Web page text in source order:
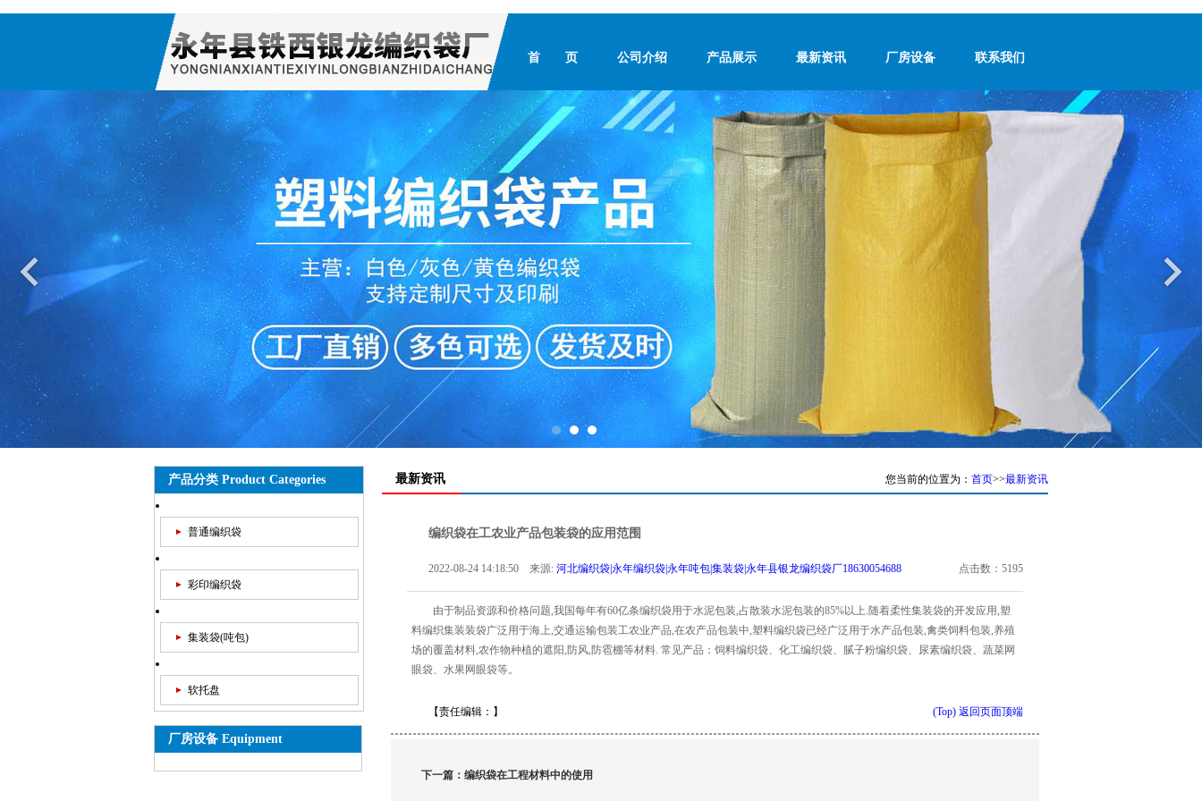
首 页 公司介绍 产品展示 最新资讯 厂房设备 联系我们
产品分类 Product Categories
普通编织袋
彩印编织袋
集装袋(吨包)
软托盘
厂房设备 Equipment
最新资讯 您当前的位置为： 首页>>最新资讯
编织袋在工农业产品包装袋的应用范围
点击数：5195
2022-08-24 14:18:50 来源:河北编织袋|永年编织袋|永年吨包|集装袋|永年县银龙编织袋厂18630054688
由于制品资源和价格问题,我国每年有60亿条编织袋用于水泥包装,占散装水泥包装的85%以上.随着柔性集装袋的开发应用,塑
料编织集装装袋广泛用于海上,交通运输包装工农业产品,在农产品包装中,塑料编织袋已经广泛用于水产品包装,禽类饲料包装,养殖
场的覆盖材料,农作物种植的遮阳,防风,防雹棚等材料. 常见产品：饲料编织袋、化工编织袋、腻子粉编织袋、尿素编织袋、蔬菜网
眼袋、水果网眼袋等。
【责任编辑： 】 (Top) 返回页面顶端
下一篇： 编织袋在工程材料中的使用